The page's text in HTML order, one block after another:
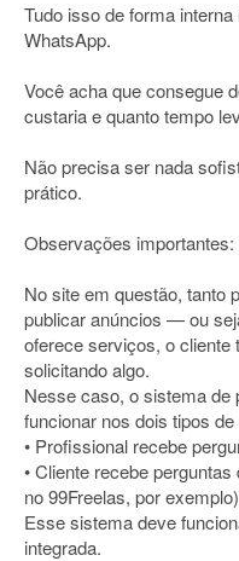
Tudo isso de forma
WhatsApp.
Você acha que consegue
custaria e quanto tempo
Não precisa ser nada
prático.
Observações importantes:
No site em questão, tanto
publicar anúncios — ou
oferece serviços, o
solicitando algo.
Nesse caso, o sistema de
funcionar nos dois tipos de
• Profissional recebe
• Cliente recebe
no 99Freelas, por
Esse sistema deve
integrada.